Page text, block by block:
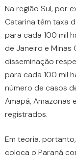
Na região Sul, por
Catarina têm taxa
para cada 100 mil
de Janeiro e Minas
disseminação
para cada 100 mil
número de casos
Amapá, Amazonas
registrados.
Em teoria,
coloca o Paraná